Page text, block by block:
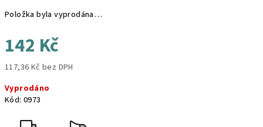
Položka byla vyprodána…
142 Kč
117,36 Kč bez DPH
cena:
Vyprodáno
Kód: 0973